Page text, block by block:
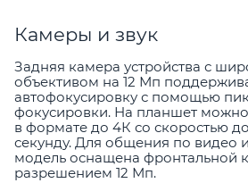
Камеры и звук
Задняя камера устройства с
объективом на 12 Мп
автофокусировку с помощью
фокусировки. На планшет
в формате до 4К со скоростью
секунду. Для общения по видео
модель оснащена фронтальной
разрешением 12 Мп.